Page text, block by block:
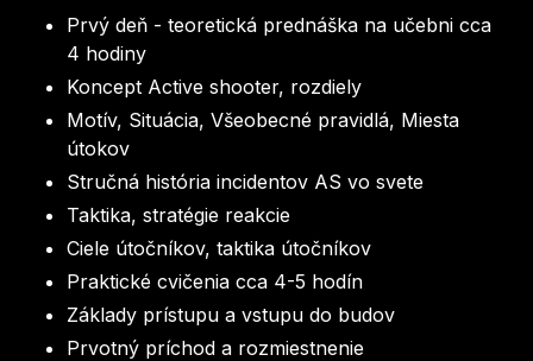
Prvý deň - teoretická prednáška na učebni cca
4 hodiny
Koncept Active shooter, rozdiely
Motív, Situácia, Všeobecné pravidlá, Miesta
útokov
Stručná história incidentov AS vo svete
Taktika, stratégie reakcie
Ciele útočníkov, taktika útočníkov
Praktické cvičenia cca 4-5 hodín
Základy prístupu a vstupu do budov
Prvotný príchod a rozmiestnenie